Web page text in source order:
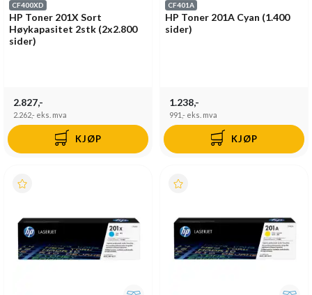
CF400XD
HP Toner 201X Sort
Høykapasitet 2stk (2x2.800
sider)
2.827,-
2.262,- eks. mva
KJØP
CF401A
HP Toner 201A Cyan (1.400
sider)
1.238,-
991,- eks. mva
KJØP